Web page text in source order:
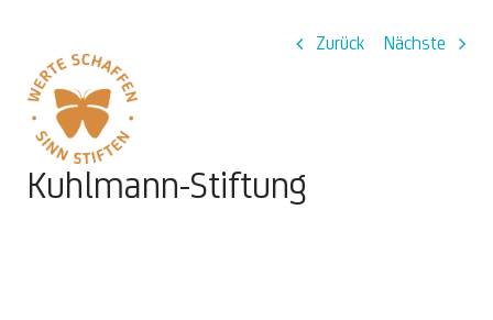
Zurück Nächste
Kuhlmann-Stiftung